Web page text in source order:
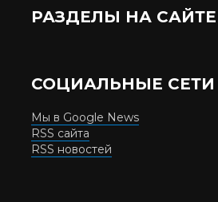
РАЗДЕЛЫ НА САЙТЕ
СОЦИАЛЬНЫЕ СЕТИ
Мы в Google News
RSS сайта
RSS новостей